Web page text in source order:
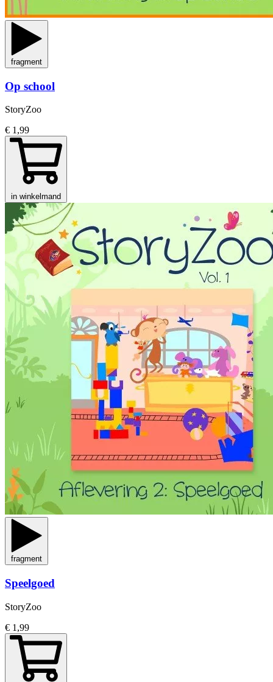
fragment
Op school
StoryZoo
€ 1,99
in winkelmand
fragment
Speelgoed
StoryZoo
€ 1,99